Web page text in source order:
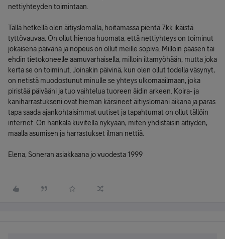
nettiyhteyden toimintaan.
Tällä hetkellä olen äitiyslomalla, hoitamassa pientä 7kk ikäistä
tyttövauvaa. On ollut hienoa huomata, että nettiyhteys on toiminut
jokaisena päivänä ja nopeus on ollut meille sopiva. Milloin pääsen tai
ehdin tietokoneelle aamuvarhaisella, milloin iltamyöhään, mutta joka
kerta se on toiminut. Joinakin päivinä, kun olen ollut todella väsynyt,
on netistä muodostunut minulle se yhteys ulkomaailmaan, joka
piristää päivääni ja tuo vaihtelua tuoreen äidin arkeen. Koira- ja
kaniharrastukseni ovat hieman kärsineet äitiyslomani aikana ja paras
tapa saada ajankohtaisimmat uutiset ja tapahtumat on ollut tällöin
internet. On hankala kuvitella nykyään, miten yhdistäisin äitiyden,
maalla asumisen ja harrastukset ilman nettiä.
Elena, Soneran asiakkaana jo vuodesta 1999